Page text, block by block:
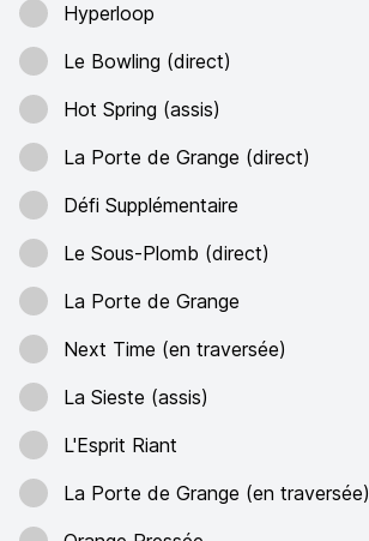
Hyperloop
Le Bowling (direct)
Hot Spring (assis)
La Porte de Grange (direct)
Défi Supplémentaire
Le Sous-Plomb (direct)
La Porte de Grange
Next Time (en traversée)
La Sieste (assis)
L'Esprit Riant
La Porte de Grange (en traversée)